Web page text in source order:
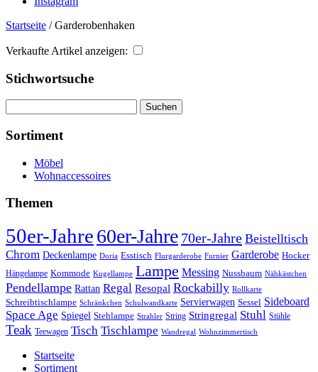
Startseite /Garderobenhaken
Verkaufte Artikel anzeigen:
Stichwortsuche
nach:
Sortiment
Möbel
Wohnaccessoires
Themen
50er-Jahre60er-Jahre 70er-Jahre Beistelltisch
Chrom Deckenlampe Doria Esstisch Flurgarderobe Furnier Garderobe Hocker
Hängelampe Kommode Kugellampe Lampe Messing Nussbaum Nähkästchen
Pendellampe Rattan Regal Resopal Rockabilly Rollkarte
Schreibtischlampe Schränkchen Schulwandkarte Servierwagen Sessel Sideboard
Space Age Spiegel Stehlampe Strahler String Stringregal Stuhl Stühle
Teak Teewagen Tisch Tischlampe Wandregal Wohnzimmertisch
Startseite
Sortiment